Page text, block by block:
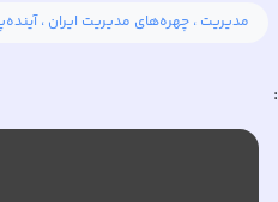
مدیریت ، چهره‌های مدیریت ایران ،
: